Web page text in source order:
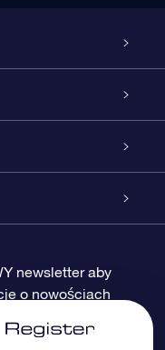
newsletter aby
o nowościach